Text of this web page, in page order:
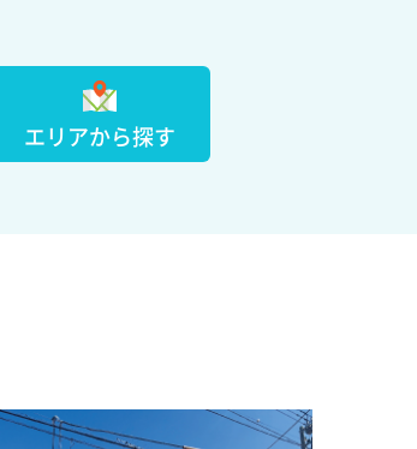
エリアから探す